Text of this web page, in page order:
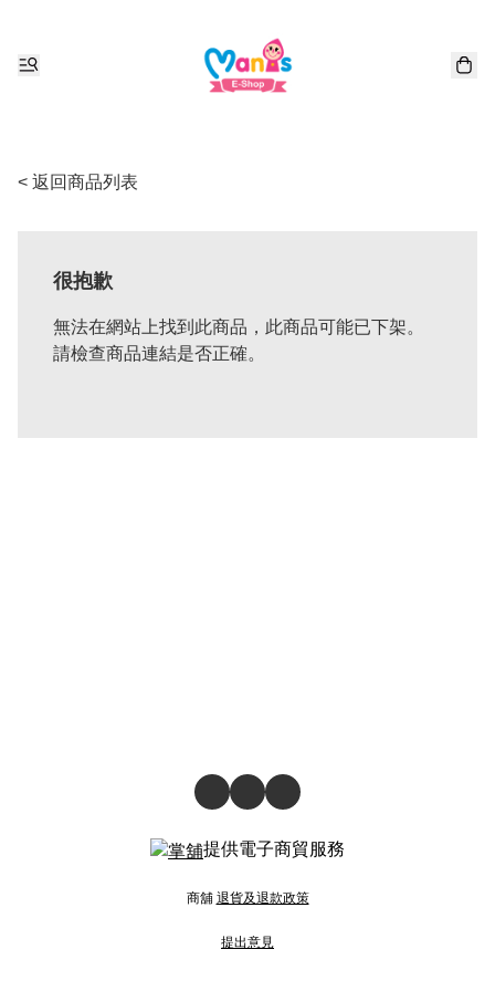
< 返回商品列表
很抱歉
無法在網站上找到此商品，此商品可能已下架。
請檢查商品連結是否正確。
提供電子商貿服務
商舖 退貨及退款政策
提出意見